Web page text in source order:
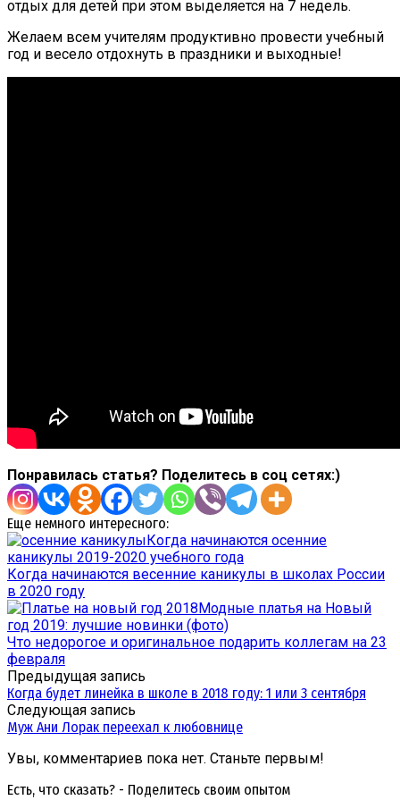
отдых для детей при этом выделяется на 7 недель.
Желаем всем учителям продуктивно провести учебный
год и весело отдохнуть в праздники и выходные!
Понравилась статья? Поделитесь в соц сетях:)
Еще немного интересного:
Когда начинаются осенние
каникулы 2019-2020 учебного года
Когда начинаются весенние каникулы в школах России
в 2020 году
Модные платья на Новый
год 2019: лучшие новинки (фото)
Что недорогое и оригинальное подарить коллегам на 23
февраля
Предыдущая запись
Когда будет линейка в школе в 2018 году: 1 или 3 сентября
Следующая запись
Муж Ани Лорак переехал к любовнице
Увы, комментариев пока нет. Станьте первым!
Есть, что сказать? - Поделитесь своим опытом